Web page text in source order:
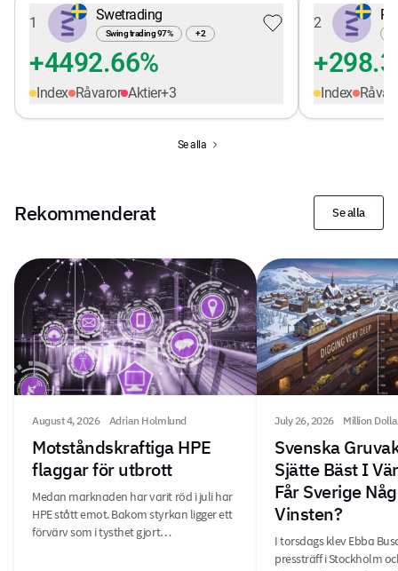
1 Swetrading
Swing trading97% +2
+4492.66%
Index Råvaror Aktier+3
2
Index
Se alla
Rekommenderat Se alla
August 4, 2026 Adrian Holmlund
Motståndskraftiga HPE
flaggar för utbrott
Medan marknaden har varit röd i juli har
HPE stått emot. Bakom styrkan ligger ett
förvärv som i tysthet gjort…
July 26, 2026 Million
Svenska
Sjätte Bäst I
Får Sverige
Vinsten?
I torsdags klev Ebba
pressträff i Stockholm